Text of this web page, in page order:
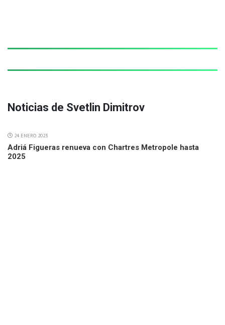
Noticias de Svetlin Dimitrov
24 ENERO 2023
Adriá Figueras renueva con Chartres Metropole hasta
2025